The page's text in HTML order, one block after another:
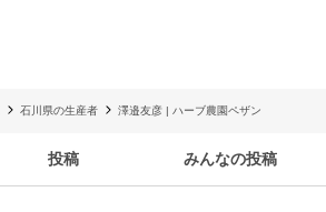
石川県の生産者 澤邉友彦 | ハーブ農園ペザン
投稿 みんなの投稿